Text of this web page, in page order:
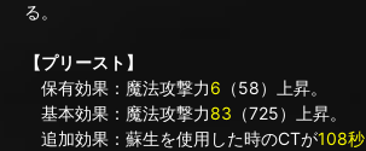
る。
【プリースト】
保有効果：魔法攻撃力6 （58）上昇。
基本効果：魔法攻撃力83 （725）上昇。
追加効果：蘇生を使用した時のCTが108秒